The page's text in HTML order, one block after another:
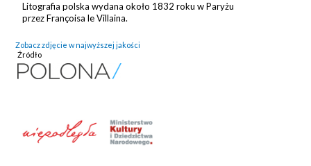
Litografia polska wydana około 1832 roku w Paryżu
przez Françoisa le Villaina.
Zobacz zdjęcie w najwyższej jakości
Źródło